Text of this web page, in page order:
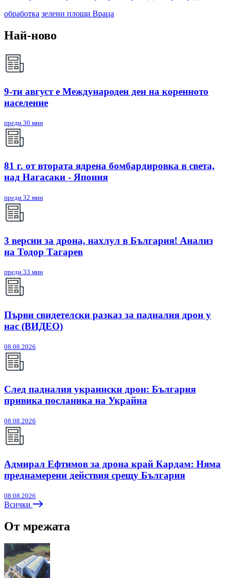
обработка зелени площи Враца
Най-ново
9-ти август е Международен ден на коренното
население
преди 30 мин
81 г. от втората ядрена бомбардировка в света,
над Нагасаки - Япония
преди 32 мин
3 версии за дрона, нахлул в България! Анализ
на Тодор Тагарев
преди 33 мин
Първи свидетелски разказ за падналия дрон у
нас (ВИДЕО)
08.08.2026
След падналия украински дрон: България
привика посланика на Украйна
08.08.2026
Адмирал Ефтимов за дрона край Кардам: Няма
преднамерени действия срещу България
08.08.2026
Всички
От мрежата